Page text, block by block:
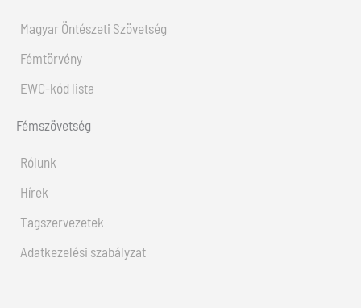
Magyar Öntészeti Szövetség
Fémtörvény
EWC-kód lista
Fémszövetség
Rólunk
Hírek
Tagszervezetek
Adatkezelési szabályzat